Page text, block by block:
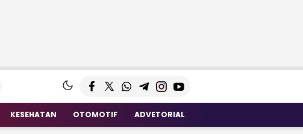
KESEHATAN OTOMOTIF ADVETORIAL